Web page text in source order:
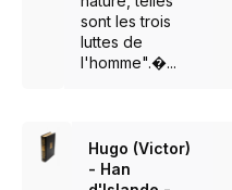
sont les trois
luttes de
l'homme".�...
Hugo (Victor)
- Han